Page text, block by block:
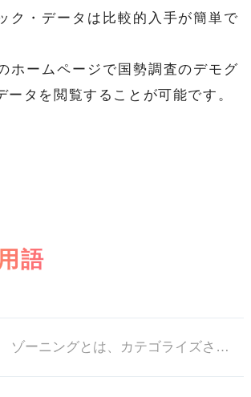
ク・データは比較的入手が簡単で
ホームページで国勢調査のデモグ
ータを閲覧することが可能です。
語
ゾーニングとは、カテゴライズされた商品群ごとの配置領域（ゾーン）を区画することをゾーニングといいます。